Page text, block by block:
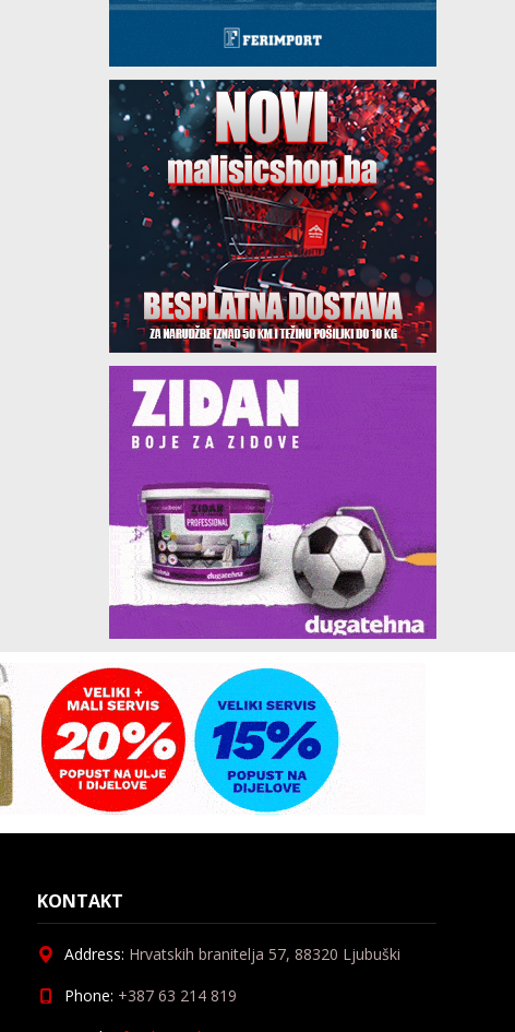
KONTAKT
Address: Hrvatskih branitelja 57, 88320 Ljubuški
Phone: +387 63 214 819